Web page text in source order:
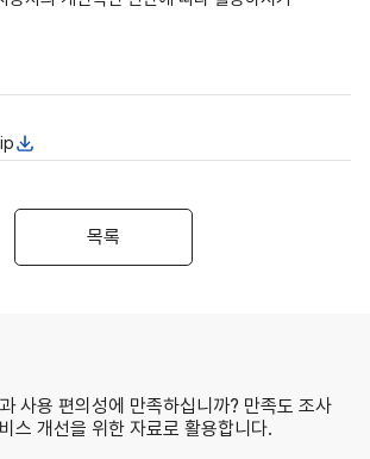
목록
사용 편의성에 만족하십니까? 만족도 조사
스 개선을 위한 자료로 활용합니다.